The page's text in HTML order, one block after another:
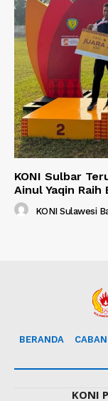
KONI Sulbar
Ainul Yaqin
KONI Sulawesi
BERANDA
KONI